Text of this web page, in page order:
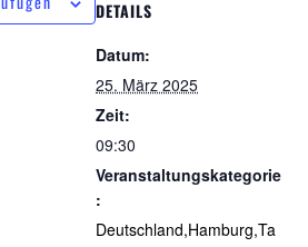
DETAILS
Datum:
25. März 2025
Zeit:
09:30
Veranstaltungskategorie
:
Deutschland,Hamburg,Ta